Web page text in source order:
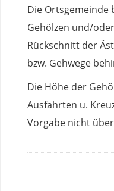
Die Ortsgemeinde
Gehölzen und/
Rückschnitt der
bzw. Gehwege
Die Höhe der
Ausfahrten u.
Vorgabe nicht